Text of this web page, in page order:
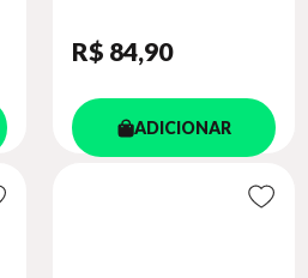
R$ 84,90
ADICIONAR